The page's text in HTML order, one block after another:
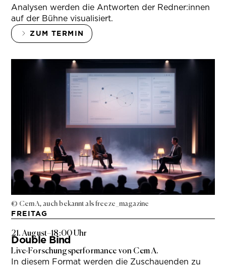
Analysen werden die Antworten der Redner:innen
auf der Bühne visualisiert.
ZUM TERMIN
© Cem A, auch bekannt als freeze_magazine
FREITAG
21. August–18:00 Uhr
Double Bind
Live-Forschungsperformance von Cem A.
In diesem Format werden die Zuschauenden zu